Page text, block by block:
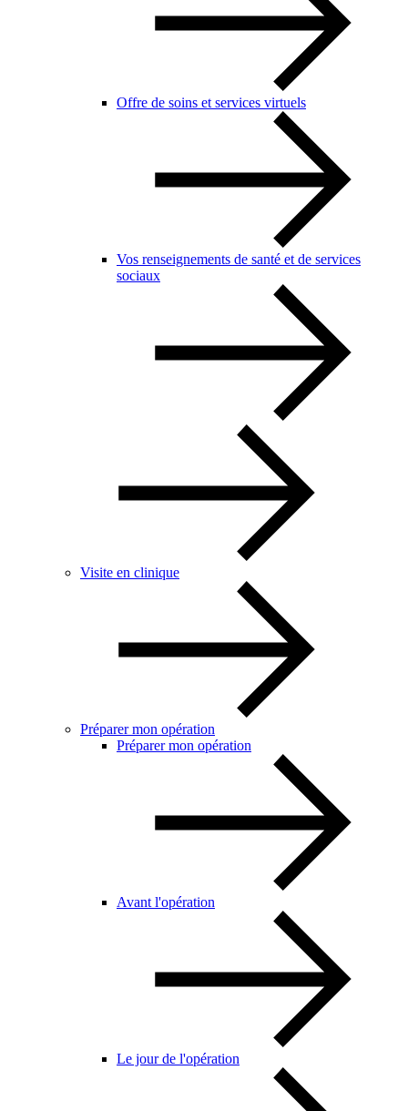
Offre de soins et services virtuels
Vos renseignements de santé et de services
sociaux
Visite en clinique
Préparer mon opération
Préparer mon opération
Avant l'opération
Le jour de l'opération